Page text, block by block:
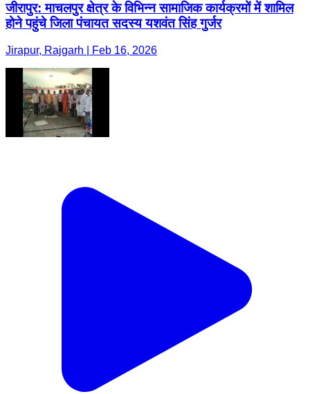
जीरापुर: माचलपुर क्षेत्र के विभिन्न सामाजिक कार्यक्रमों में शामिल
होने पहुंचे जिला पंचायत सदस्य यशवंत सिंह गुर्जर
Jirapur, Rajgarh | Feb 16, 2026